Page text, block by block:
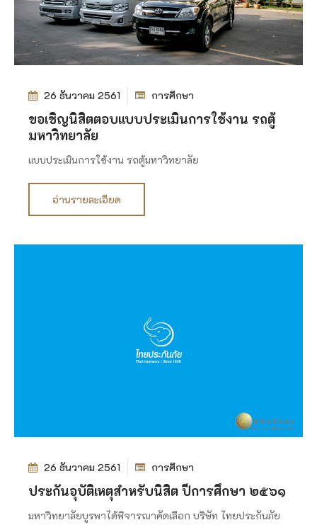
26 ธันวาคม 2561 การศึกษา
ขอเชิญนิสิตตอบแบบประเมินการใช้งาน รถตู้
มหาวิทยาลัย
แบบประเมินการใช้งาน รถตู้มหาวิทยาลัย
อ่านรายละเอียด
26 ธันวาคม 2561 การศึกษา
ประกันอุบัติเหตุสำหรับนิสิต ปีการศึกษา ๒๕๖๑
มหาวิทยาลัยบูรพาได้พิจารณาคัดเลือก บริษัท ไทยประกันภัย